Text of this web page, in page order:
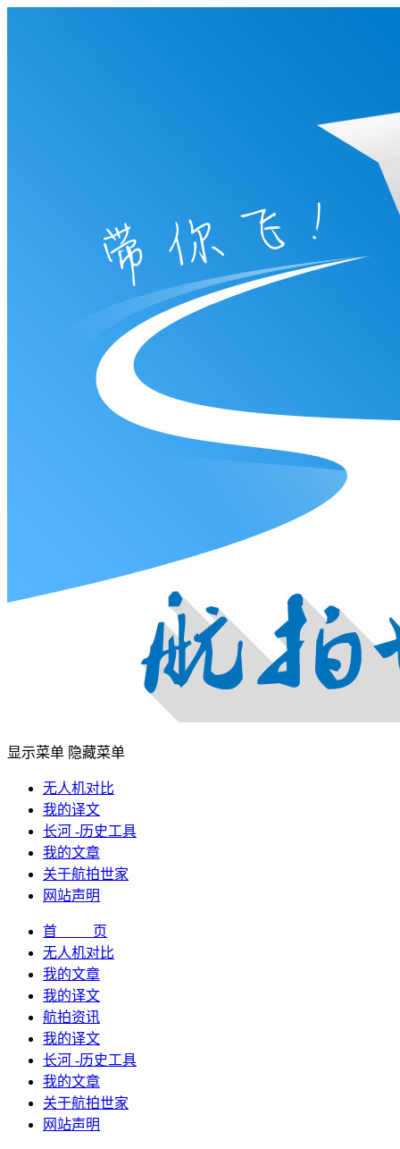
显示菜单 隐藏菜单
无人机对比
我的译文
长河 -历史工具
我的文章
关于航拍世家
网站声明
首 页
无人机对比
我的文章
我的译文
航拍资讯
我的译文
长河 -历史工具
我的文章
关于航拍世家
网站声明